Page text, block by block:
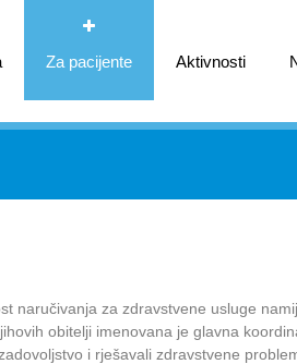
Za pacijente Aktivnosti
naručivanja za zdravstvene usluge
obitelji imenovana je glavna
i rješavali zdravstvene